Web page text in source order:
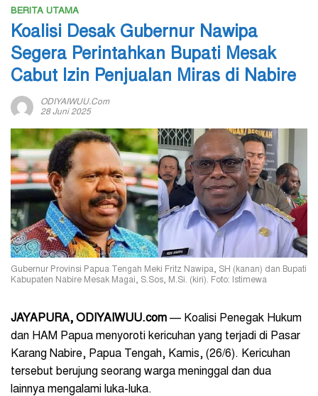
BERITA UTAMA
Koalisi Desak Gubernur Nawipa
Segera Perintahkan Bupati Mesak
Cabut Izin Penjualan Miras di Nabire
ODIYAIWUU.com
28 Juni 2025
Gubernur Provinsi Papua Tengah Meki Fritz Nawipa, SH (kanan) dan Bupati
Kabupaten Nabire Mesak Magai, S.Sos, M.Si. (kiri). Foto: Istimewa
JAYAPURA, ODIYAIWUU.com — Koalisi Penegak Hukum
dan HAM Papua menyoroti kericuhan yang terjadi di Pasar
Karang Nabire, Papua Tengah, Kamis, (26/6). Kericuhan
tersebut berujung seorang warga meninggal dan dua
lainnya mengalami luka-luka.